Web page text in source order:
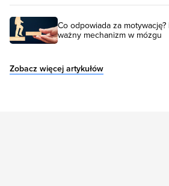
Co odpowiada za
ważny mechanizm w mózgu
Zobacz więcej artykułów